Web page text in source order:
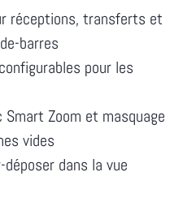
réceptions, transferts et
barres
pour les
Zoom et masquage
vides
dans la vue